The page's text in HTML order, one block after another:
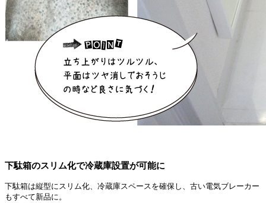
下駄箱のスリム化で冷蔵庫設置が可能に
下駄箱は縦型にスリム化、冷蔵庫スペースを確保し、古い電気ブレーカー
もすべて新品に。